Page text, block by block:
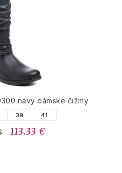
navy dámske čižmy
39 41
113.33 €